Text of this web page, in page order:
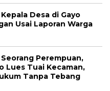
Desa di Gayo
Usai Laporan Warga
Perempuan,
Lues Tuai Kecaman,
Tanpa Tebang